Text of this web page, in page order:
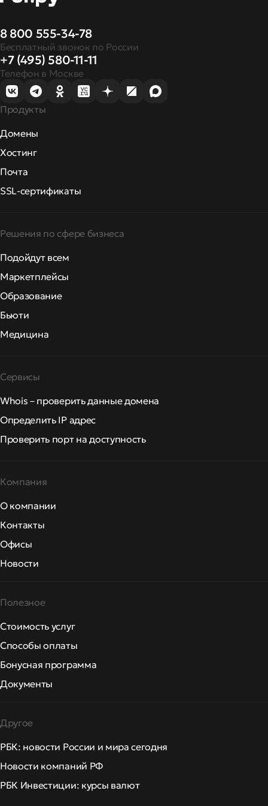
8 800 555-34-78
Бесплатный звонок по России
+7 (495) 580-11-11
Телефон в Москве
Продукты
Домены
Хостинг
Почта
SSL-сертификаты
Решения по сфере бизнеса
Подойдут всем
Маркетплейсы
Образование
Бьюти
Медицина
Сервисы
Whois – проверить данные домена
Определить IP адрес
Проверить порт на доступность
Компания
О компании
Контакты
Офисы
Новости
Полезное
Стоимость услуг
Способы оплаты
Бонусная программа
Документы
Другое
РБК: новости России и мира сегодня
Новости компаний РФ
РБК Инвестиции: курсы валют